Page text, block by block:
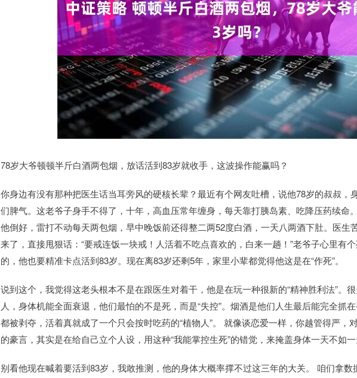
78岁大爷顿顿半斤白酒两包烟，放话活到83岁就收手，这波操作能赢吗？
你身边有没有那种把医生话当耳旁风的硬核长辈？最近有个网友吐槽，说他78岁的叔叔，
们脾气。这老爷子身手不得了，十年，高血压常年缠身，每天靠打胰岛素、吃降压药续命
他倒好，雷打不动每天两包烟，早中晚饭前还得整二两52度白酒，一天八两酒下肚。医生
来了，直接甩狠话：“要戒连饭一块戒！人活着不吃点喜欢的，白来一趟！”老爷子心里有
的，他也要精准卡点活到83岁。现在离83岁还剩5年，家里小辈都觉得他这是在“作死”。
说到这个，我觉得这老头根本不是在跟医生对着干，他是在玩一种很新的“精神胜利法”。
人，身体机能全面衰退，他们最怕的不是死，而是“失控”。烟酒是他们人生最后能完全抓
都被剥夺，活着真就成了一个只会按时吃药的“植物人”。 就像谈恋爱一样，你越管得严，
的豪言，其实是在给自己立个人设，用这种“我能掌控生死”的错觉，来掩盖身体一天不如一
别看他现在喊着要活到83岁，我敢推测，他的身体大概率撑不过这三年的大关。 咱们拿